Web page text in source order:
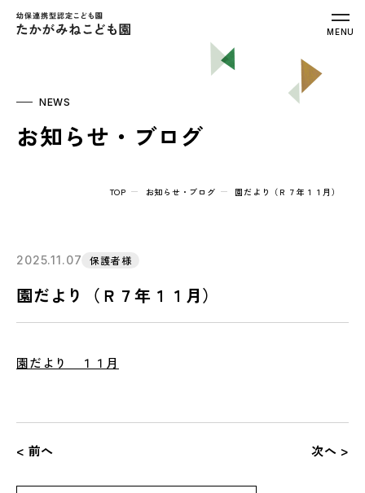
幼保連携型認定こども園 たかがみねこ
MENU
NEWS
お知らせ・ブログ
TOP お知らせ・ブログ 園だより（Ｒ７年１１月）
2025.11.07 保護者様
園だより（Ｒ７年１１月）
園だより １１月
< 前へ 次へ >